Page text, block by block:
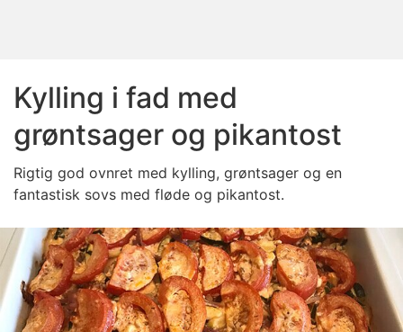
Kylling i fad med
grøntsager og pikantost
Rigtig god ovnret med kylling, grøntsager og en
fantastisk sovs med fløde og pikantost.